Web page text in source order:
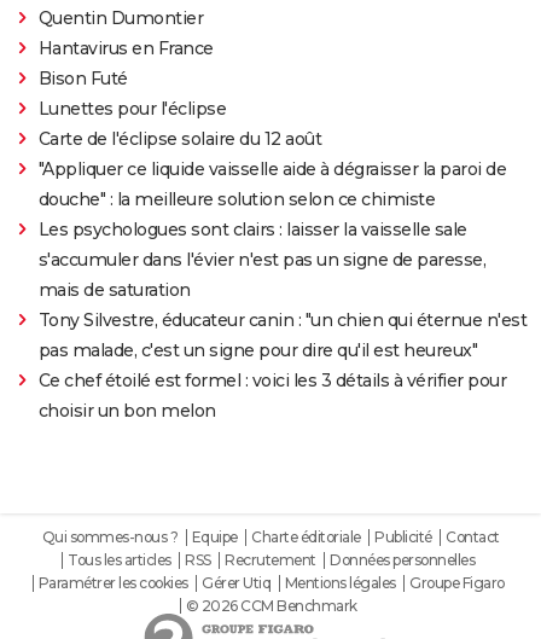
Quentin Dumontier
Hantavirus en France
Bison Futé
Lunettes pour l'éclipse
Carte de l'éclipse solaire du 12 août
"Appliquer ce liquide vaisselle aide à dégraisser la paroi de
douche" : la meilleure solution selon ce chimiste
Les psychologues sont clairs : laisser la vaisselle sale
s'accumuler dans l'évier n'est pas un signe de paresse,
mais de saturation
Tony Silvestre, éducateur canin : "un chien qui éternue n'est
pas malade, c'est un signe pour dire qu'il est heureux"
Ce chef étoilé est formel : voici les 3 détails à vérifier pour
choisir un bon melon
Qui sommes-nous ? Equipe Charte éditoriale Publicité
Contact
Tous les articles
RSS Recrutement
Données personnelles
Paramétrer les cookies
Gérer Utiq Mentions légales
Groupe Figaro
© 2026 CCM Benchmark